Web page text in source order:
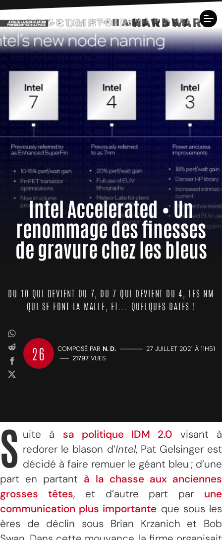
Intel Accelerated • Un
renommage des finesses
de gravure chez les bleus
DU 10 QUI DEVIENT DU 7, DU 7 QUI DEVIENT DU 4, LES NM
QUI SE FONT LA MALLE, ET... QUELQUES DATES !
26 COMPOSÉ PAR N. D. ————— 27 JUILLET 2021 À 11H51
—— 21797 VUES
S uite à sa politique IDM 2.0 visant à
redorer le blason d’Intel, Pat Gelsinger est
décidé à faire remuer le géant bleu ; d’une
part en partant à la chasse aux anciennes
grosses têtes, et d’autre part par une
communication plus importante que sous les
ères de déclin sous Brian Krzanich et Bob